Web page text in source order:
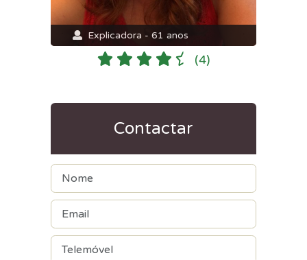
Explicadora - 61 anos
(4)
Contactar